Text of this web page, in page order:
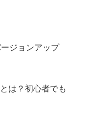
ジョンアップ
は？初心者でも